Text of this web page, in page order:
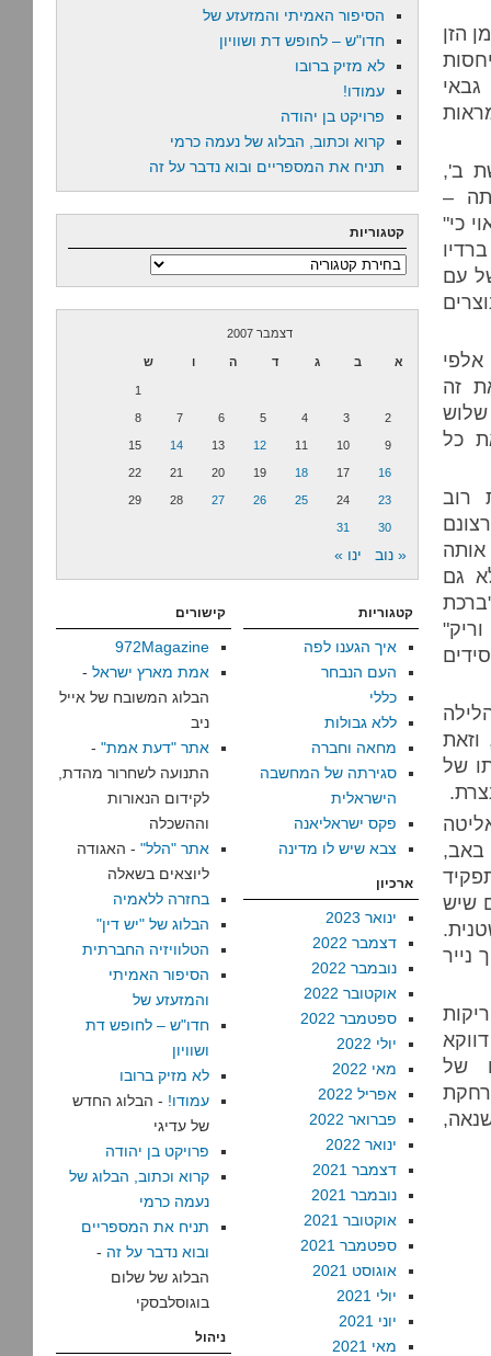
הזן
ב',
–
"כי
עם
אלפי
זה
שלוש
כל
רוב
גם
וזאת
של
באב,
שיש
נייר
של
הסיפור האמיתי והמזעזע של
חדו"ש – לחופש דת ושוויון
לא מזיק ברובו
עמודו!
פרויקט בן יהודה
קרוא וכתוב, הבלוג של נעמה כרמי
תניח את המספריים ובוא נדבר על זה
קטגוריות
קטגוריות
דצמבר 2007
א ב ג ד ה ו ש
1
2
3
4
5
6
7
8
9
10
11
12
13
14
15
16
17
18
19
20
21
22
23
24
25
26
27
28
29
30
31
« נוב ינו »
קטגוריות
איך הגענו לפה
העם הנבחר
כללי
ללא גבולות
מחאה וחברה
סגירתה של המחשבה
הישראלית
פקס ישראליאנה
צבא שיש לו מדינה
ארכיון
ינואר 2023
דצמבר 2022
נובמבר 2022
אוקטובר 2022
ספטמבר 2022
יולי 2022
מאי 2022
אפריל 2022
פברואר 2022
ינואר 2022
דצמבר 2021
נובמבר 2021
אוקטובר 2021
ספטמבר 2021
אוגוסט 2021
יולי 2021
יוני 2021
מאי 2021
קישורים
972Magazine
אמת מארץ ישראל -
הבלוג המשובח של אייל
ניב
אתר "דעת אמת" -
התנועה לשחרור מהדת,
לקידום הנאורות
וההשכלה
אתר "הלל" - האגודה
ליוצאים בשאלה
בחזרה ללאמיה
הבלוג של "יש דין"
הטלוויזיה החברתית
הסיפור האמיתי
והמזעזע של
חדו"ש – לחופש דת
ושוויון
לא מזיק ברובו
עמודו! - הבלוג החדש
של עדיגי
פרויקט בן יהודה
קרוא וכתוב, הבלוג של
נעמה כרמי
תניח את המספריים
ובוא נדבר על זה -
הבלוג של שלום
בוגוסלבסקי
ניהול